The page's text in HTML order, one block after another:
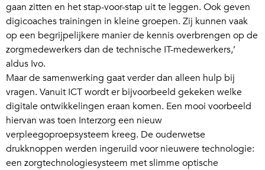
gaan zitten en het stap-voor-stap uit te leggen. Ook geven
digicoaches trainingen in kleine groepen. Zij kunnen vaak
op een begrijpelijkere manier de kennis overbrengen op de
zorgmedewerkers dan de technische IT-medewerkers,’
aldus Ivo.
Maar de samenwerking gaat verder dan alleen hulp bij
vragen. Vanuit ICT wordt er bijvoorbeeld gekeken welke
digitale ontwikkelingen eraan komen. Een mooi voorbeeld
hiervan was toen Interzorg een nieuw
verpleegoproepsysteem kreeg. De ouderwetse
drukknoppen werden ingeruild voor nieuwere technologie:
een zorgtechnologiesysteem met slimme optische